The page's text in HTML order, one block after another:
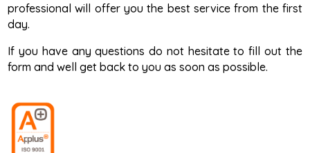
professional will offer you the best service from the first
day.
If you have any questions do not hesitate to fill out the
form and well get back to you as soon as possible.